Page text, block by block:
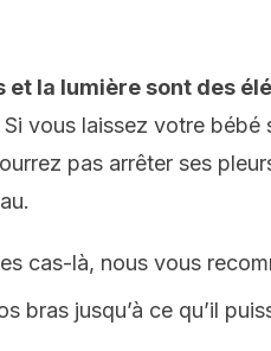
et la lumière sont des
Si vous laissez votre
pas arrêter ses
cas-là, nous vous
bras jusqu’à ce qu’il